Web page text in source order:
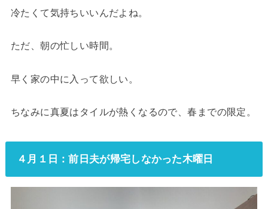
冷たくて気持ちいいんだよね。
ただ、朝の忙しい時間。
早く家の中に入って欲しい。
ちなみに真夏はタイルが熱くなるので、春までの限定。
４月１日：前日夫が帰宅しなかった木曜日